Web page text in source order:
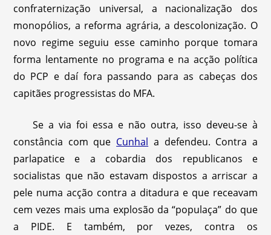
confraternização universal, a nacionalização dos
monopólios, a reforma agrária, a descolonização. O
novo regime seguiu esse caminho porque tomara
forma lentamente no programa e na acção política
do PCP e daí fora passando para as cabeças dos
capitães progressistas do MFA.
Se a via foi essa e não outra, isso deveu-se à
constância com que Cunhal a defendeu. Contra a
parlapatice e a cobardia dos republicanos e
socialistas que não estavam dispostos a arriscar a
pele numa acção contra a ditadura e que receavam
cem vezes mais uma explosão da “populaça” do que
a PIDE. E também, por vezes, contra os